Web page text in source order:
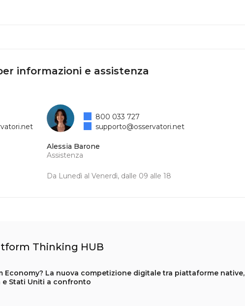
informazioni e assistenza
Alessia Barone
Assistenza
Da Lunedì al Venerdì, dalle 09 alle 18
800 033 727
supporto@osservatori.net
Thinking HUB
Economy? La nuova competizione digitale tra piattaforme native,
e Stati Uniti a confronto